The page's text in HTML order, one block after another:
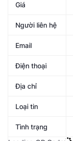
Giá
Người liên hệ
Email
Điện thoại
Địa chỉ
Loại tin
Tình trạng